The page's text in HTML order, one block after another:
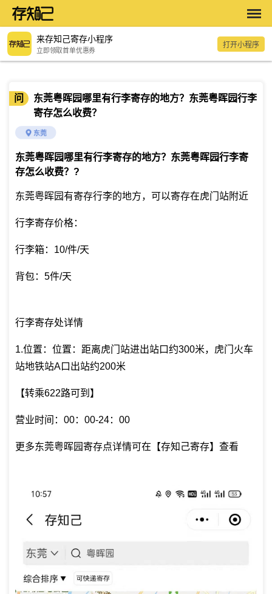
来存知己寄存小程序
立即领取首单优惠券
打开小程序
问
东莞粤晖园哪里有行李寄存的地方？东莞粤晖园行李
寄存怎么收费？
东莞
东莞粤晖园哪里有行李寄存的地方？东莞粤晖园行李寄
存怎么收费？ ?
东莞粤晖园有寄存行李的地方，可以寄存在虎门站附近
行李寄存价格：
行李箱：10/件/天
背包：5件/天
行李寄存处详情
1.位置：位置：距离虎门站进出站口约300米，虎门火车
站地铁站A口出站约200米
【转乘622路可到】
营业时间：00：00-24：00
更多东莞粤晖园寄存点详情可在【存知己寄存】查看